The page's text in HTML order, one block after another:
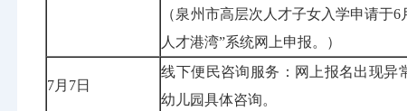
（泉州市高层次人才子女入学申请于6
人才港湾”系统网上申报。）
7月7日
线下便民咨询服务：网上报名出现异
幼儿园具体咨询。